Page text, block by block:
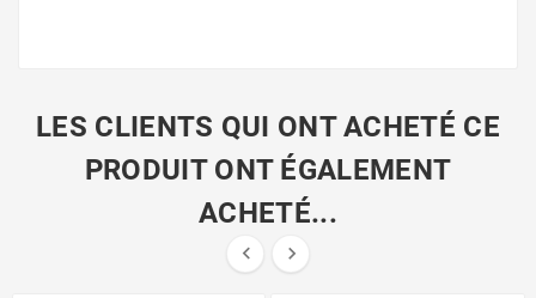
LES CLIENTS QUI ONT ACHETÉ CE
PRODUIT ONT ÉGALEMENT
ACHETÉ...
 